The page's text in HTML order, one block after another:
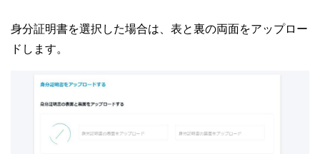
身分証明書を選択した場合は、表と裏の両面をアップロー
ドします。